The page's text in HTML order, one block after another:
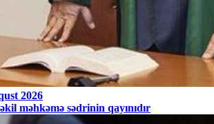
2026
məhkəmə sədrinin qayınıdır